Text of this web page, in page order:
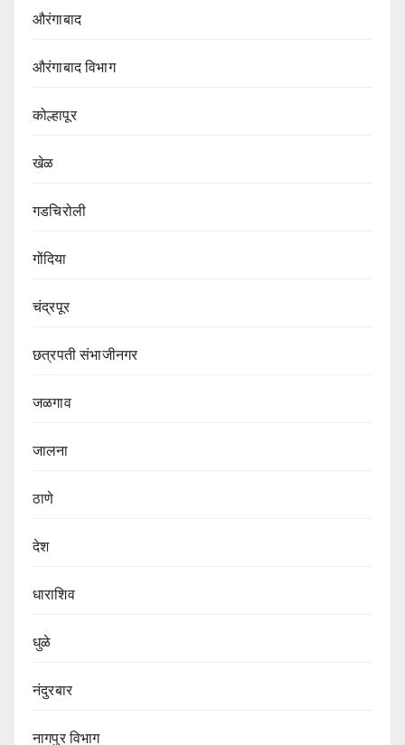
औरंगाबाद
औरंगाबाद विभाग‌
कोल्हापूर
खेळ
गडचिरोली
गोंदिया
चंद्रपूर
छत्रपती संभाजीनगर
जळगाव
जालना
ठाणे
देश
धाराशिव
धुळे
नंदुरबार
नागपुर‌ विभाग‌